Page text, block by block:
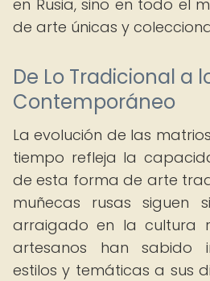
en Rusia, sino en todo el
de arte únicas y
De Lo Tradicional a
Contemporáneo
La evolución de las
tiempo refleja la
de esta forma de arte
muñecas rusas siguen
arraigado en la cultura
artesanos han sabido
estilos y temáticas a sus